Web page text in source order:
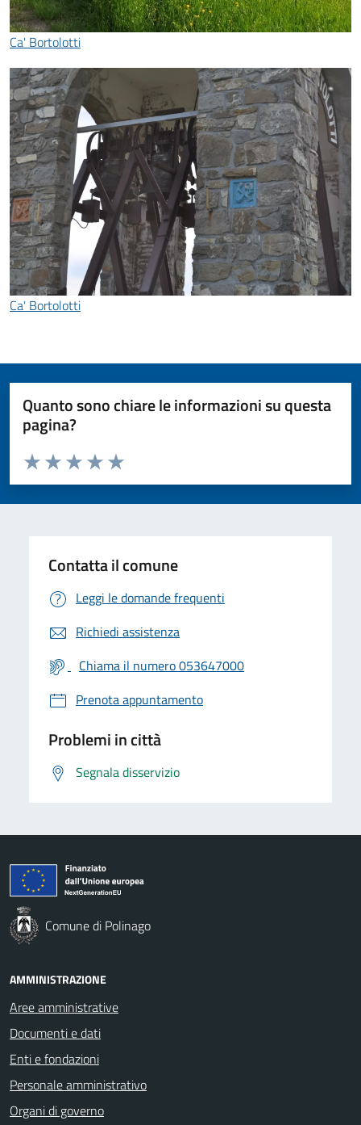
Ca' Bortolotti
Ca' Bortolotti
Quanto sono chiare le informazioni su questa
pagina?
Valuta da 1 a 5 stelle la pagina
Valuta 5 stelle su 5
Valuta 4 stelle su 5
Valuta 3 stelle su 5
Valuta 2 stelle su 5
Valuta 1 stelle su 5
Contatta il comune
Leggi le domande frequenti
Richiedi assistenza
Chiama il numero 053647000
Prenota appuntamento
Problemi in città
Segnala disservizio
Comune di Polinago
AMMINISTRAZIONE
Aree amministrative
Documenti e dati
Enti e fondazioni
Personale amministrativo
Organi di governo